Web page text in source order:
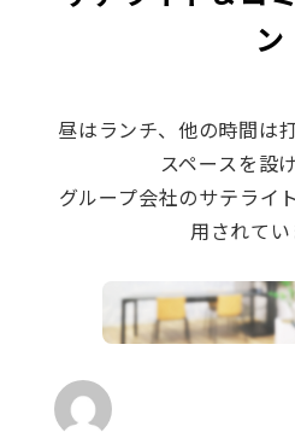
ン
昼はランチ、他の時間は
スペースを設
グループ会社のサテライ
用されてい